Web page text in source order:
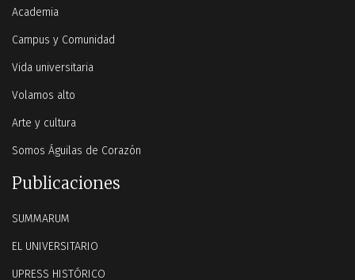
Academia
Campus y Comunidad
Vida universitaria
Volamos alto
Arte y cultura
Somos Águilas de Corazón
Publicaciones
SUMMARUM
EL UNIVERSITARIO
UPRESS HISTÓRICO